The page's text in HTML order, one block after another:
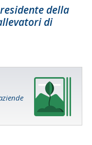
della
di